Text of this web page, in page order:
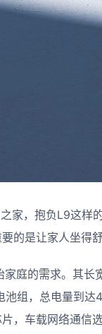
家，抱负L9这样
的是让家人坐得舒
庭的需求。其长
组，总电量到达
，车载网络通信